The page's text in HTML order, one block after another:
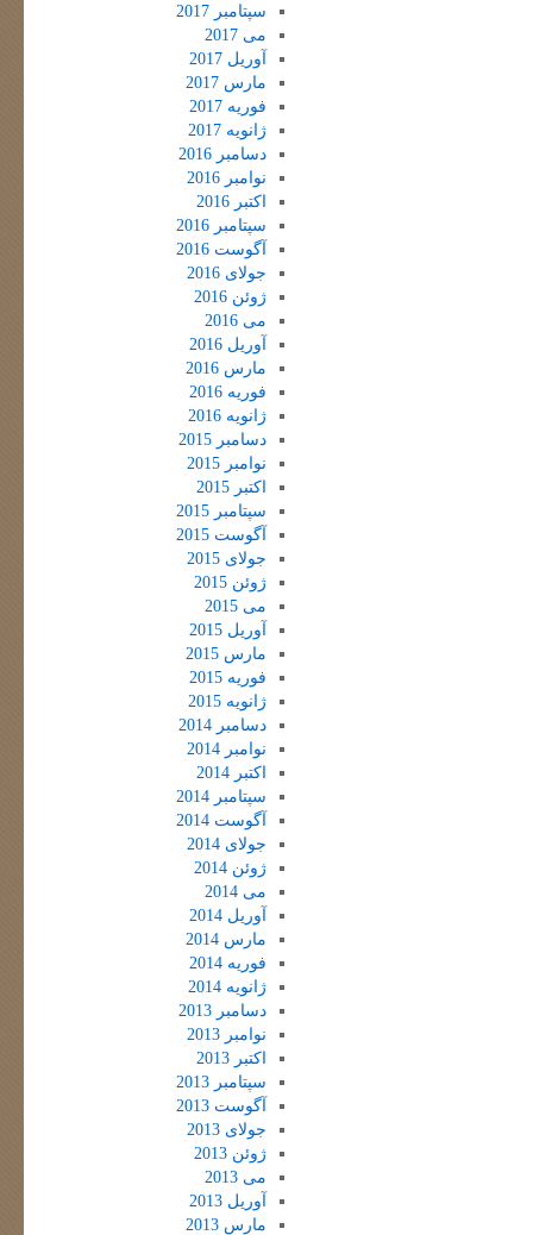
سپتامبر 2017
می 2017
آوریل 2017
مارس 2017
فوریه 2017
ژانویه 2017
دسامبر 2016
نوامبر 2016
اکتبر 2016
سپتامبر 2016
آگوست 2016
جولای 2016
ژوئن 2016
می 2016
آوریل 2016
مارس 2016
فوریه 2016
ژانویه 2016
دسامبر 2015
نوامبر 2015
اکتبر 2015
سپتامبر 2015
آگوست 2015
جولای 2015
ژوئن 2015
می 2015
آوریل 2015
مارس 2015
فوریه 2015
ژانویه 2015
دسامبر 2014
نوامبر 2014
اکتبر 2014
سپتامبر 2014
آگوست 2014
جولای 2014
ژوئن 2014
می 2014
آوریل 2014
مارس 2014
فوریه 2014
ژانویه 2014
دسامبر 2013
نوامبر 2013
اکتبر 2013
سپتامبر 2013
آگوست 2013
جولای 2013
ژوئن 2013
می 2013
آوریل 2013
مارس 2013